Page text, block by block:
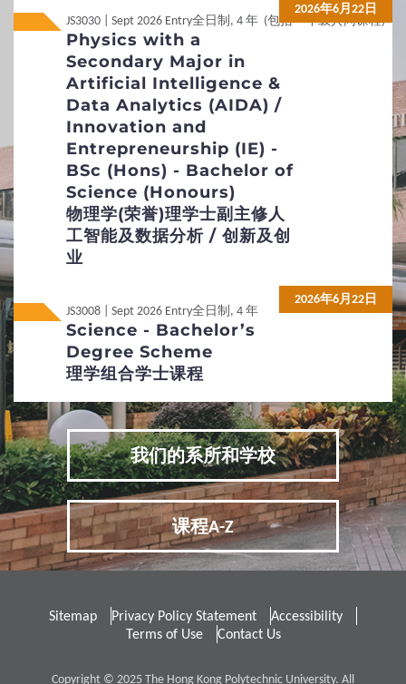
基本入学资格
去年热门专业课程
2 入学申请
非本地申请人的定义 未满十八岁的学生
申请办法及注意事项 申请学生签证手续
网上申请及程序示范
3 专才招生计划
3D综合评估入学计划
4 招生政策
本科组合学士课程 课程特色
身体有残障及疾病人士 双重学籍
非本地生服务及活动 转校
JS3030 | Sept 2026 Entry全日制, 4 年 (包括一年级共同课程)
Physics with a
Secondary Major in
Artificial Intelligence &
Data Analytics (AIDA) /
Innovation and
Entrepreneurship (IE) -
BSc (Hons) - Bachelor of
Science (Honours)
物理学(荣誉)理学士副主修人
工智能及数据分析 / 创新及创
业
2026年6月22日
JS3008 | Sept 2026 Entry全日制, 4 年
Science - Bachelor’s
Degree Scheme
理学组合学士课程
2026年6月22日
我们的系所和学校
课程A-Z
Sitemap Privacy Policy Statement
Accessibility
Terms of Use
Contact Us
Copyright © 2025 The Hong Kong Polytechnic University. All